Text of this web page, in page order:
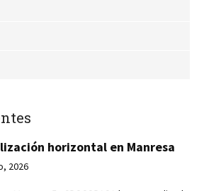
horizontal en Manresa
2026